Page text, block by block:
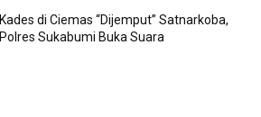
Kades di Ciemas “Dijemput” Satnarkoba,
Polres Sukabumi Buka Suara